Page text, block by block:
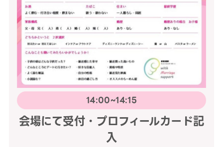
14:00~14:15
会場にて受付・プロフィールカード記
入